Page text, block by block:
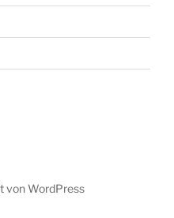
von WordPress